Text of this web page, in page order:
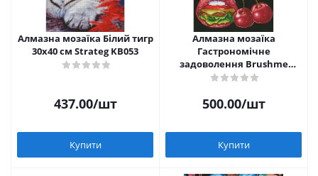
Алмазна мозаїка Білий тигр
30х40 см Strateg KB053
437.00/шт
Купити
Алмазна мозаїка
Гастрономічне
задоволення Brushme
DBS0001
500.00/шт
Купити